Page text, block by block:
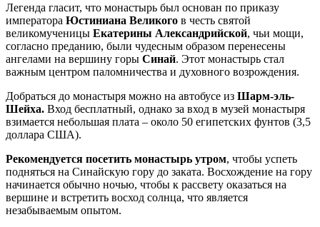
Легенда гласит, что монастырь был основан по приказу
императора Юстиниана Великого в честь святой
великомученицы Екатерины Александрийской, чьи мощи,
согласно преданию, были чудесным образом перенесены
ангелами на вершину горы Синай. Этот монастырь стал
важным центром паломничества и духовного возрождения.
Добраться до монастыря можно на автобусе из Шарм-эль-
Шейха. Вход бесплатный, однако за вход в музей монастыря
взимается небольшая плата – около 50 египетских фунтов (3,5
доллара США).
Рекомендуется посетить монастырь утром, чтобы успеть
подняться на Синайскую гору до заката. Восхождение на гору
начинается обычно ночью, чтобы к рассвету оказаться на
вершине и встретить восход солнца, что является
незабываемым опытом.